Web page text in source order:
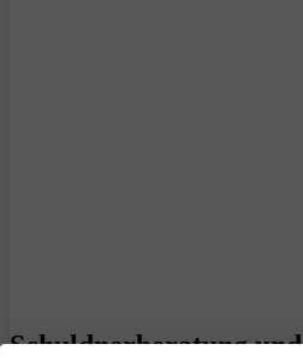
Schuldnerberatung